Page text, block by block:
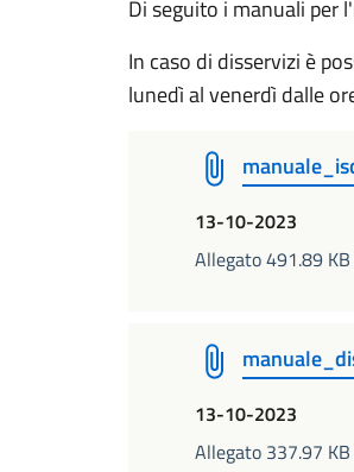
Di seguito i manuali per
In caso di disservizi è
lunedì al venerdì dalle
13-10-2023
Allegato 491.89
13-10-2023
Allegato 337.97